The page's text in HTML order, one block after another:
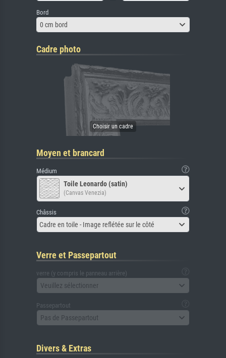
Bord
0 cm bord
Cadre photo
Moyen et brancard
Médium
Toile Leonardo (satin)
(Canvas Venezia)
Châssis
Cadre en toile - Image reflétée sur le côté
Verre et Passepartout
verre (y compris le panneau arrière)
Veuillez sélectionner
Passepartout
Pas de Passepartout
Divers & Extras